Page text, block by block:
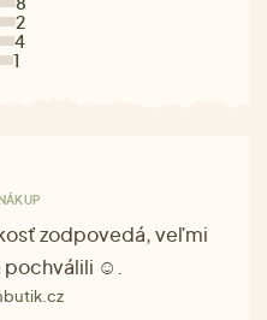
2
4
1
zodpovedá, veľmi
pochválili ☺.